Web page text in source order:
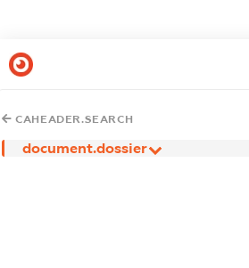
CAHEADER.SEARCH
document.dossier